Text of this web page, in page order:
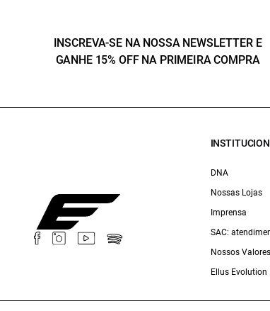
INSCREVA-SE NA NOSSA NEWSLETTER E
GANHE 15% OFF NA PRIMEIRA COMPRA
DNA
Nossas Lojas
Imprensa
SAC:
Nossos Valores
Ellus Evolution